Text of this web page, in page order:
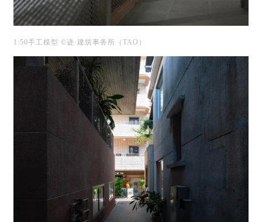
1:50手工模型 ©迹·建筑事务所（TAO）